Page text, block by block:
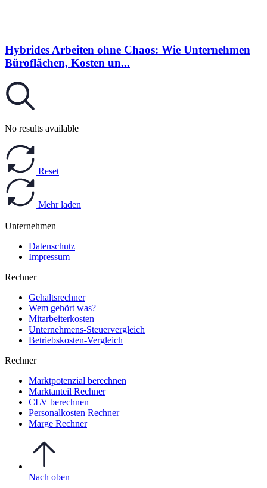
Hybrides Arbeiten ohne Chaos: Wie Unternehmen
Büroflächen, Kosten un...
No results available
Reset
Mehr laden
Unternehmen
Datenschutz
Impressum
Rechner
Gehaltsrechner
Wem gehört was?
Mitarbeiterkosten
Unternehmens-Steuervergleich
Betriebskosten-Vergleich
Rechner
Marktpotenzial berechnen
Marktanteil Rechner
CLV berechnen
Personalkosten Rechner
Marge Rechner
Nach oben